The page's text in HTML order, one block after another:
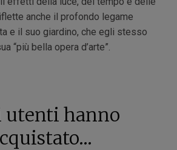
anche il profondo legame
e il suo giardino, che egli stesso
“più bella opera d’arte”.
hanno